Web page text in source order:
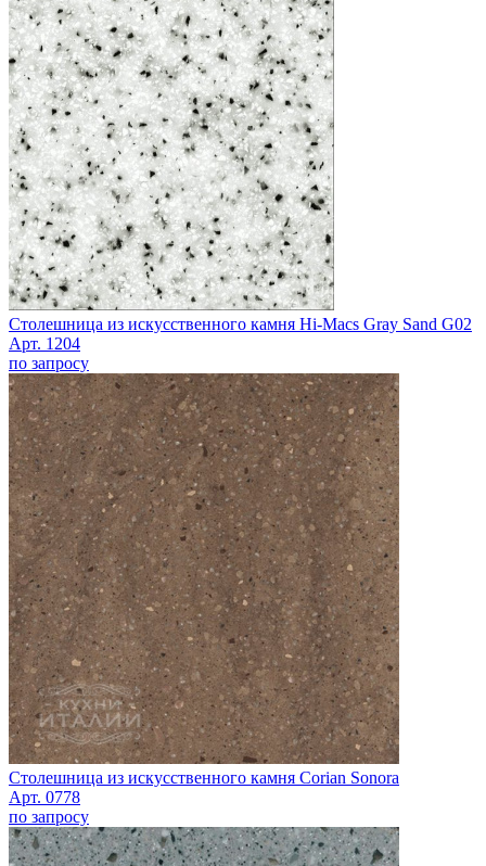
Столешница из искусственного камня Hi-Macs Gray Sand G02
Арт. 1204
по запросу
Столешница из искусственного камня Corian Sonora
Арт. 0778
по запросу